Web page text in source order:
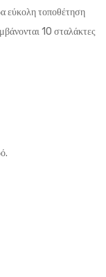
εύκολη τοποθέτηση
10 σταλάκτες